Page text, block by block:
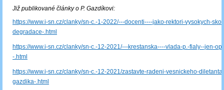
Již publikované články o P. Gazdíkovi:
https://www.i-sn.cz/clanky/sn-c.-1-2022/---docenti----jako-rektori-vysokych-
degradace-.html
https://www.i-sn.cz/clanky/sn-c.-12-2021/---krestanska----vlada-p.-fialy--jen-
-.html
https://www.i-sn.cz/clanky/sn-c.-12-2021/zastavte-radeni-vesnickeho-
gazdika-.html